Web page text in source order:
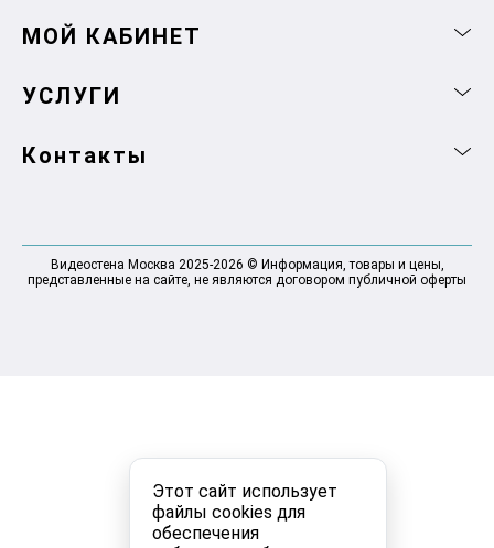
Этот сайт использует
файлы cookies для
обеспечения
МОЙ КАБИНЕТ
УСЛУГИ
Контакты
Видеостена Москва 2025-2026 © Информация, товары и цены,
представленные на сайте, не являются договором публичной оферты